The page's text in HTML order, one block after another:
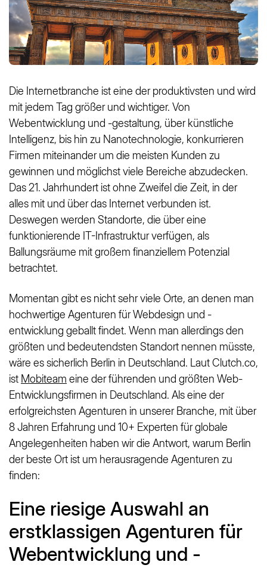
Die Internetbranche ist eine der produktivsten und wird
mit jedem Tag größer und wichtiger. Von
Webentwicklung und -gestaltung, über künstliche
Intelligenz, bis hin zu Nanotechnologie, konkurrieren
Firmen miteinander um die meisten Kunden zu
gewinnen und möglichst viele Bereiche abzudecken.
Das 21. Jahrhundert ist ohne Zweifel die Zeit, in der
alles mit und über das Internet verbunden ist.
Deswegen werden Standorte, die über eine
funktionierende IT-Infrastruktur verfügen, als
Ballungsräume mit großem finanziellem Potenzial
betrachtet.
Momentan gibt es nicht sehr viele Orte, an denen man
hochwertige Agenturen für Webdesign und -
entwicklung geballt findet. Wenn man allerdings den
größten und bedeutendsten Standort nennen müsste,
wäre es sicherlich Berlin in Deutschland. Laut Clutch.co,
ist Mobiteam eine derführenden und größten Web-
Entwicklungsfirmen in Deutschland. Als eine der
erfolgreichsten Agenturen in unserer Branche, mit über
8 Jahren Erfahrung und 10+ Experten für globale
Angelegenheiten haben wir die Antwort, warum Berlin
der beste Ort ist um herausragende Agenturen zu
finden:
Eine riesige Auswahl an
erstklassigen Agenturen für
Webentwicklung und -